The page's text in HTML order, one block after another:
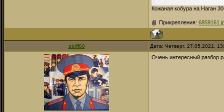
Кожаная кобура на Наган
Прикрепления:
skiff60 Дата: Четверг, 27.05.2021,
Очень интересный разбор